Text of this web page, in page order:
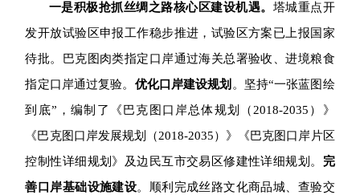
一是积极抢抓丝绸之路核心区建设机遇。 塔城重点开
发开放试验区申报工作稳步推进，试验区方案已上报国家
待批。巴克图肉类指定口岸通过海关总署验收、进境粮食
指定口岸通过复验。 优化口岸建设规划 。坚持“一张蓝图绘
到底”，编制了《巴克图口岸总体规划（2018-2035）》
《巴克图口岸发展规划（2018-2035）》《巴克图口岸片区
控制性详细规划》及边民互市交易区修建性详细规划。 完
善口岸基础设施建设。顺利完成丝路文化商品城、查验交